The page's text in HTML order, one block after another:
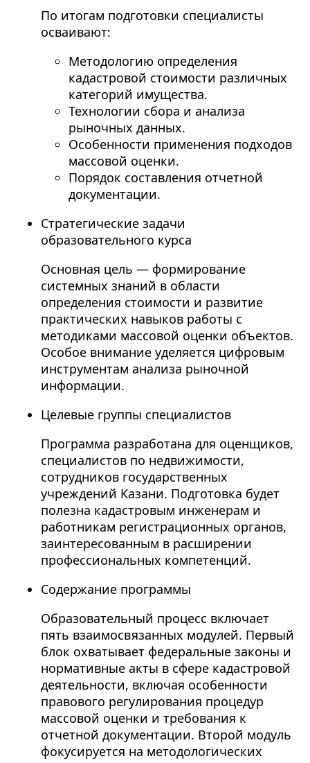
По итогам подготовки специалисты
осваивают:
Методологию определения
кадастровой стоимости различных
категорий имущества.
Технологии сбора и анализа
рыночных данных.
Особенности применения подходов
массовой оценки.
Порядок составления отчетной
документации.
Стратегические задачи
образовательного курса
Основная цель — формирование
системных знаний в области
определения стоимости и развитие
практических навыков работы с
методиками массовой оценки объектов.
Особое внимание уделяется цифровым
инструментам анализа рыночной
информации.
Целевые группы специалистов
Программа разработана для оценщиков,
специалистов по недвижимости,
сотрудников государственных
учреждений Казани. Подготовка будет
полезна кадастровым инженерам и
работникам регистрационных органов,
заинтересованным в расширении
профессиональных компетенций.
Содержание программы
Образовательный процесс включает
пять взаимосвязанных модулей. Первый
блок охватывает федеральные законы и
нормативные акты в сфере кадастровой
деятельности, включая особенности
правового регулирования процедур
массовой оценки и требования к
отчетной документации. Второй модуль
фокусируется на методологических